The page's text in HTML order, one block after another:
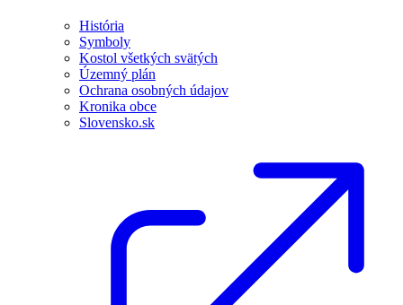
História
Symboly
Kostol všetkých svätých
Územný plán
Ochrana osobných údajov
Kronika obce
Slovensko.sk